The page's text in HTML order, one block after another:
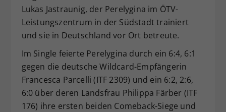
Lukas Jastraunig, der Perelygina im ÖTV-
Leistungszentrum in der Südstadt trainiert
und sie in Deutschland vor Ort betreute.
Im Single feierte Perelygina durch ein 6:4, 6:1
gegen die deutsche Wildcard-Empfängerin
Francesca Parcelli (ITF 2309) und ein 6:2, 2:6,
6:0 über deren Landsfrau Philippa Färber (ITF
176) ihre ersten beiden Comeback-Siege und